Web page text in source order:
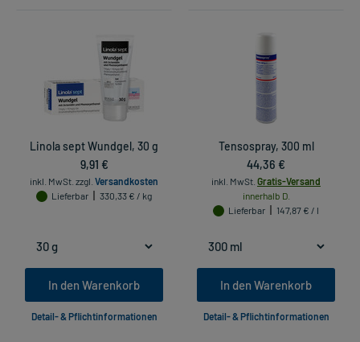
Linola sept Wundgel, 30 g
9,91 €
inkl. MwSt. zzgl. Versandkosten
Lieferbar
330,33 € / kg
In den Warenkorb
Detail- & Pflichtinformationen
Tensospray, 300 ml
44,36 €
inkl. MwSt. Gratis-Versand
innerhalb D.
Lieferbar
147,87 € / l
In den Warenkorb
Detail- & Pflichtinformationen